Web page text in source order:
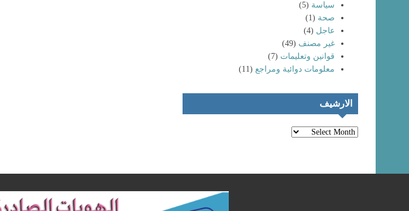
سياسة (5)
صحة (1)
عاجل (4)
غير مصنف (49)
قوانين وتعليمات (7)
معلومات دوائية ومراجع (11)
الارشيف
الارشيف
انتماء خريجي
كليات الصيدلة
لعام (٢٠٢٤) إلى
نقابة صيادلة